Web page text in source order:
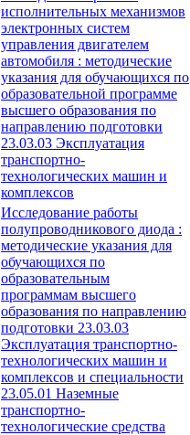
исполнительных механизмов
электронных систем
управления двигателем
автомобиля : методические
указания для обучающихся по
образовательной программе
высшего образования по
направлению подготовки
23.03.03 Эксплуатация
транспортно-
технологических машин и
комплексов
Исследование работы
полупроводникового диода :
методические указания для
обучающихся по
образовательным
программам высшего
образования по направлению
подготовки 23.03.03
Эксплуатация транспортно-
технологических машин и
комплексов и специальности
23.05.01 Наземные
транспортно-
технологические средства